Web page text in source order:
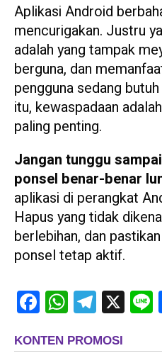
Aplikasi Android
mencurigakan. Justru
adalah yang tampak
berguna, dan
pengguna sedang
itu, kewaspadaan
paling penting.
Jangan tunggu
ponsel benar-benar
aplikasi di perangkat
Hapus yang tidak
berlebihan, dan
ponsel tetap aktif.
FacebookWhatsAppTelegram
X